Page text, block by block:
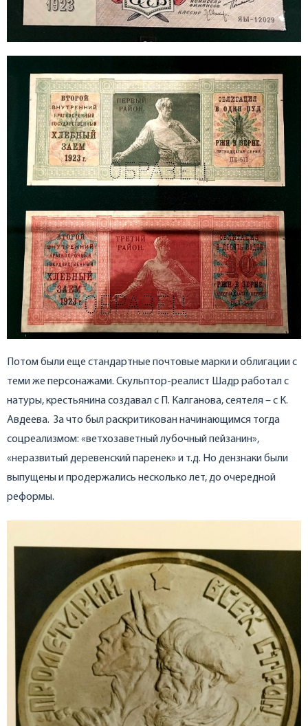
Потом были еще стандартные почтовые марки и облигации с
теми же персонажами. Скульптор-реалист Шадр работал с
натуры, крестьянина создавал с П. Калганова, сеятеля – с К.
Авдеева. За что был раскритикован начинающимся тогда
соцреализмом: «ветхозаветный лубочный пейзанин»,
«неразвитый деревенский паренек» и т.д. Но дензнаки были
выпущены и продержались несколько лет, до очередной
реформы.